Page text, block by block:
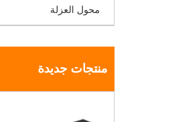
محول العزلة
منتجات جديدة